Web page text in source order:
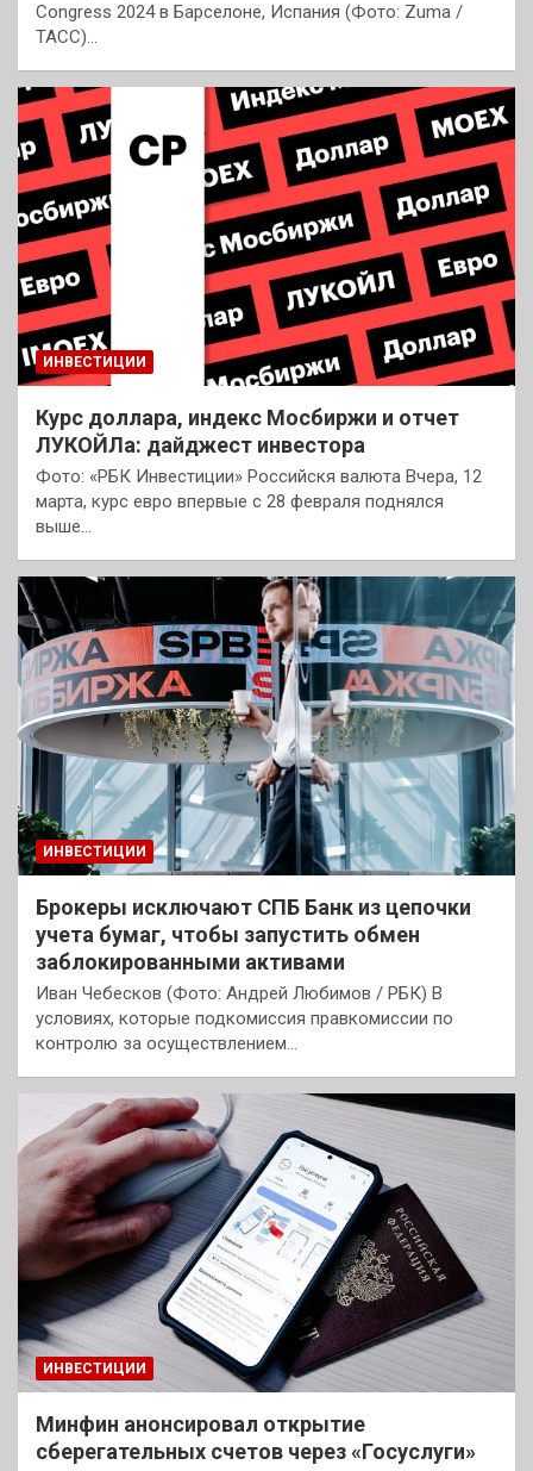
Congress 2024 в Барселоне, Испания (Фото: Zuma /
ТАСС)…
ИНВЕСТИЦИИ
Курс доллара, индекс Мосбиржи и отчет
ЛУКОЙЛа: дайджест инвестора
Фото: «РБК Инвестиции» Российскя валюта Вчера, 12
марта, курс евро впервые с 28 февраля поднялся
выше…
ИНВЕСТИЦИИ
Брокеры исключают СПБ Банк из цепочки
учета бумаг, чтобы запустить обмен
заблокированными активами
Иван Чебесков (Фото: Андрей Любимов / РБК) В
условиях, которые подкомиссия правкомиссии по
контролю за осуществлением…
ИНВЕСТИЦИИ
Минфин анонсировал открытие
сберегательных счетов через «Госуслуги»